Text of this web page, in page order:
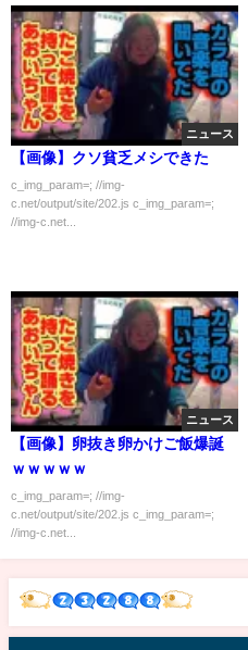
ニュース
【画像】クソ貧乏メシできた
c_img_param=; //img-
c.net/output/site/202.js c_img_param=;
//img-c.net...
ニュース
【画像】卵抜き卵かけご飯爆誕
ｗｗｗｗｗ
c_img_param=; //img-
c.net/output/site/202.js c_img_param=;
//img-c.net...